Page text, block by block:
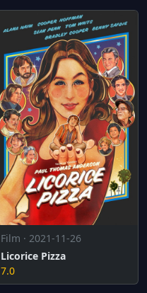
Film · 2021-11-26
Licorice Pizza
7.0